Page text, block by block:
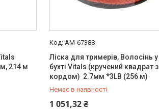
214 м
AM-67388
Ліска для тримерів, Волосінь у
бухті Vitals (кручений квадрат з
кордом) 2.7мм *3LB (256 м)
Немає в наявності
1 051,32 ₴
+380 (99) 454-50-15